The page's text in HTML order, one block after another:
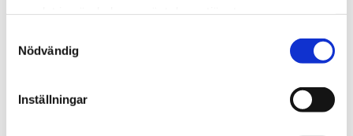
Nödvändig
Inställningar
Tipsa